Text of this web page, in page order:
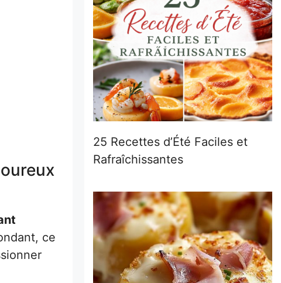
ce
25 Recettes d’Été Faciles et
Rafraîchissantes